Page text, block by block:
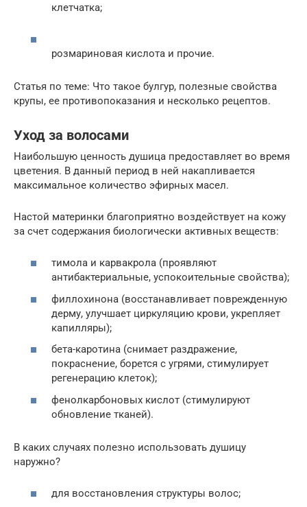
клетчатка;
розмариновая кислота и прочие.
Статья по теме: Что такое булгур, полезные свойства
крупы, ее противопоказания и несколько рецептов.
Уход за волосами
Наибольшую ценность душица предоставляет во время
цветения. В данный период в ней накапливается
максимальное количество эфирных масел.
Настой материнки благоприятно воздействует на кожу
за счет содержания биологически активных веществ:
тимола и карвакрола (проявляют
антибактериальные, успокоительные свойства);
филлохинона (восстанавливает поврежденную
дерму, улучшает циркуляцию крови, укрепляет
капилляры);
бета-каротина (снимает раздражение,
покраснение, борется с угрями, стимулирует
регенерацию клеток);
фенолкарбоновых кислот (стимулируют
обновление тканей).
В каких случаях полезно использовать душицу
наружно?
для восстановления структуры волос;